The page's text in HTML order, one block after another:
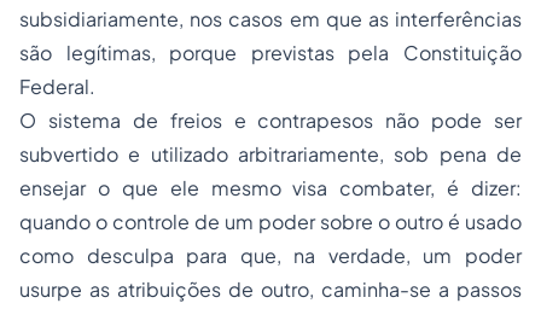
subsidiariamente, nos casos em que as interferências
são legítimas, porque previstas pela Constituição
Federal.
O sistema de freios e contrapesos não pode ser
subvertido e utilizado arbitrariamente, sob pena de
ensejar o que ele mesmo visa combater, é dizer:
quando o controle de um poder sobre o outro é usado
como desculpa para que, na verdade, um poder
usurpe as atribuições de outro, caminha-se a passos